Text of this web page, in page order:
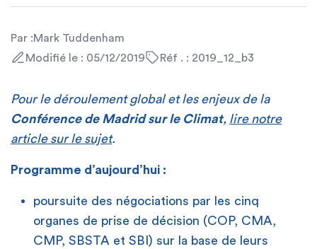
Par :Mark Tuddenham
Modifié le : 05/12/2019
Réf . : 2019_12_b3
Pour le déroulement global et les enjeux de la
Conférence de Madrid sur le Climat, lire notre
article sur le sujet.
Programme d’aujourd’hui :
poursuite des négociations par les cinq
organes de prise de décision (COP, CMA,
CMP, SBSTA et SBI) sur la base de leurs